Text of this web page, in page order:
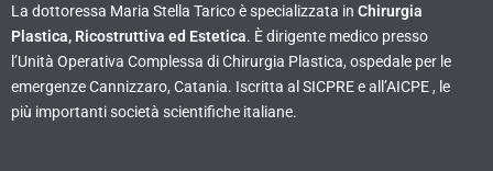
La dottoressa Maria Stella Tarico è specializzata in Chirurgia
Plastica, Ricostruttiva ed Estetica. È dirigente medico presso
l’Unità Operativa Complessa di Chirurgia Plastica, ospedale per le
emergenze Cannizzaro, Catania. Iscritta al SICPRE e all’AICPE , le
più importanti società scientifiche italiane.